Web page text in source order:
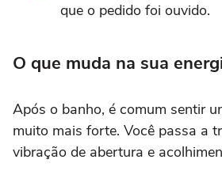
que o pedido foi ouvido.
O que muda na sua
Após o banho, é comum sentir
muito mais forte. Você passa a
vibração de abertura e